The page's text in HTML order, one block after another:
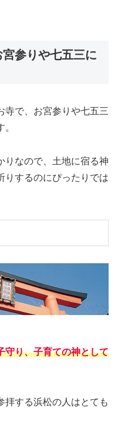
参りや七五三に
寺で、お宮参りや七五三
りなので、土地に宿る神
りするのにぴったりでは
守り、子育ての神として
拝する浜松の人はとても